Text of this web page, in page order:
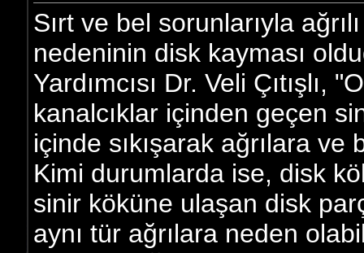
Sırt ve bel sorunlarıyla
nedeninin disk kayması
Yardımcısı Dr. Veli
kanalcıklar içinden geçen
içinde sıkışarak ağrılara
Kimi durumlarda ise, disk
sinir köküne ulaşan disk
aynı tür ağrılara neden